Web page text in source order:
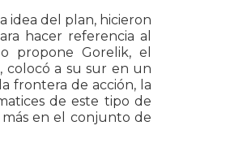
idea del plan, hicieron
hacer referencia al
propone Gorelik, el
a su sur en un
frontera de acción, la
de este tipo de
en el conjunto de